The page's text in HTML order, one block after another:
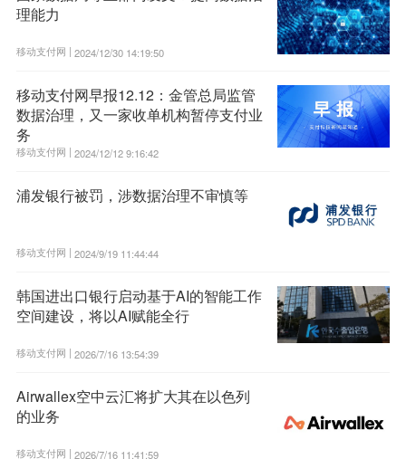
理能力
移动支付网 | 2024/12/30 14:19:50
移动支付网早报12.12：金管总局监管
数据治理，又一家收单机构暂停支付业
务
移动支付网 | 2024/12/12 9:16:42
浦发银行被罚，涉数据治理不审慎等
移动支付网 | 2024/9/19 11:44:44
韩国进出口银行启动基于AI的智能工作
空间建设，将以AI赋能全行
移动支付网 | 2026/7/16 13:54:39
Airwallex空中云汇将扩大其在以色列
的业务
移动支付网 | 2026/7/16 11:41:59